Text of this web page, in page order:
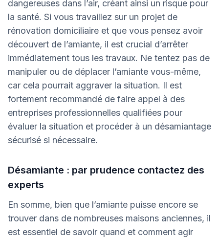
dangereuses dans l’air, créant ainsi un risque pour
la santé. Si vous travaillez sur un projet de
rénovation domiciliaire et que vous pensez avoir
découvert de l’amiante, il est crucial d’arrêter
immédiatement tous les travaux. Ne tentez pas de
manipuler ou de déplacer l’amiante vous-même,
car cela pourrait aggraver la situation. Il est
fortement recommandé de faire appel à des
entreprises professionnelles qualifiées pour
évaluer la situation et procéder à un désamiantage
sécurisé si nécessaire.
Désamiante : par prudence contactez des
experts
En somme, bien que l’amiante puisse encore se
trouver dans de nombreuses maisons anciennes, il
est essentiel de savoir quand et comment agir